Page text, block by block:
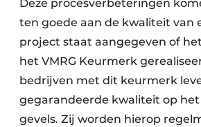
Deze procesverbeteringen
ten goede aan de kwaliteit van
project staat aangegeven of
het VMRG Keurmerk
bedrijven met dit keurmerk
gegarandeerde kwaliteit op
gevels. Zij worden hierop